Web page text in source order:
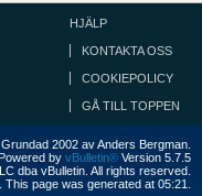
HJÄLP
KONTAKTA OSS
COOKIEPOLICY
GÅ TILL TOPPEN
2002 av Anders Bergman.
by vBulletin® Version 5.7.5
dba vBulletin. All rights reserved.
page was generated at 05:21.